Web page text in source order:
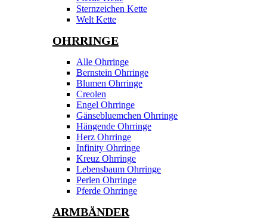
Sternzeichen Kette
Welt Kette
OHRRINGE
Alle Ohrringe
Bernstein Ohrringe
Blumen Ohrringe
Creolen
Engel Ohrringe
Gänsebluemchen Ohrringe
Hängende Ohrringe
Herz Ohrringe
Infinity Ohrringe
Kreuz Ohrringe
Lebensbaum Ohrringe
Perlen Ohrringe
Pferde Ohrringe
ARMBÄNDER